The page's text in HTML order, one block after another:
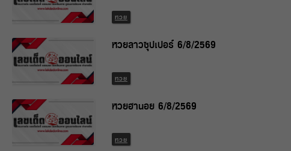
หวย
หวยลาวซุปเปอร์ 6/8/2569
หวย
หวยฮานอย 6/8/2569
หวย